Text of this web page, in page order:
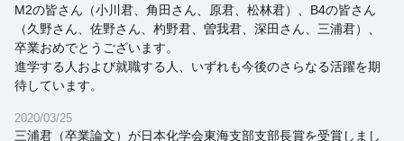
M2の皆さん（小川君、角田さん、原君、松林君）、B4の皆さん
（久野さん、佐野さん、杓野君、曽我君、深田さん、三浦君）、
卒業おめでとうございます。
進学する人および就職する人、いずれも今後のさらなる活躍を期
待しています。
2020/03/25
三浦君（卒業論文）が日本化学会東海支部支部長賞を受賞しまし